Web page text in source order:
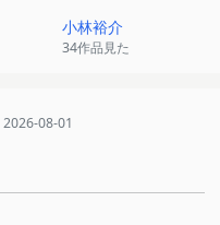
小林裕介
34作品見た
2026-08-01